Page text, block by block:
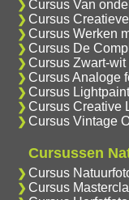
Cursus Van
Cursus
Cursus Werken
Cursus De
Cursus Zwart-wit
Cursus Analoge
Cursus
Cursus Creative
Cursus Vintage
Cursussen
Cursus
Cursus